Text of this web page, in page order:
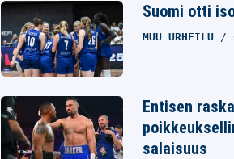
Suomi otti
MUU URHEILU
Entisen
salaisuus